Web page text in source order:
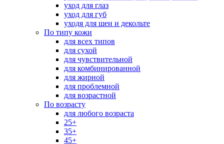
уход для глаз
уход для губ
уходя для шеи и декольте
По типу кожи
для всех типов
для сухой
для чувствительной
для комбинированной
для жирной
для проблемной
для возрастной
По возрасту
для любого возраста
25+
35+
45+